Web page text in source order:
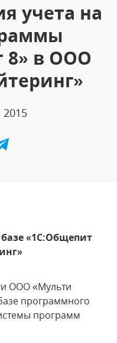
учета на
8» в ООО
2015
«1С:Общепит
ООО «Мульти
программного
программ